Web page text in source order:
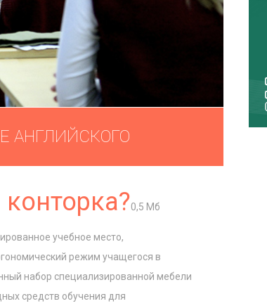
АНГЛИЙСКОГО
0,5 Мб
учебное место,
режим учащегося в
набор специализированной мебели
средств обучения для